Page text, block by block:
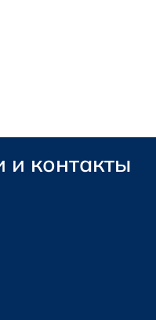
и контакты